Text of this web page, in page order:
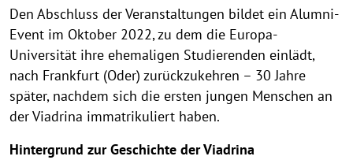
Den Abschluss der Veranstaltungen bildet ein Alumni-
Event im Oktober 2022, zu dem die Europa-
Universität ihre ehemaligen Studierenden einlädt,
nach Frankfurt (Oder) zurückzukehren – 30 Jahre
später, nachdem sich die ersten jungen Menschen an
der Viadrina immatrikuliert haben.
Hintergrund zur Geschichte der Viadrina